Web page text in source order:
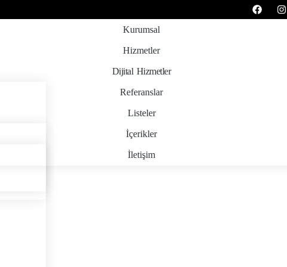
Kurumsal
Hizmetler
Dijital Hizmetler
Referanslar
Listeler
İçerikler
İletişim